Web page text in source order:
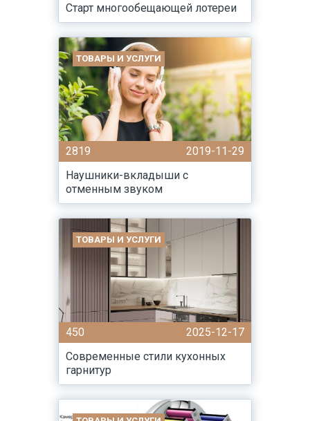
Старт многообещающей лотереи
ТОВАРЫ И УСЛУГИ
2819
2019-11-29
Наушники-вкладыши с
отменным звуком
ТОВАРЫ И УСЛУГИ
450
2025-12-17
Современные стили кухонных
гарнитур